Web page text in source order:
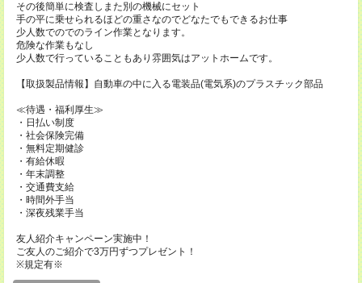
その後簡単に検査しまた別の機械にセット
手の平に乗せられるほどの重さなのでどなたでもできるお仕事
少人数でのでのライン作業となります。
危険な作業もなし
少人数で行っていることもあり雰囲気はアットホームです。
【取扱製品情報】自動車の中に入る電装品(電気系)のプラスチック部品
≪待遇・福利厚生≫
・日払い制度
・社会保険完備
・無料定期健診
・有給休暇
・年末調整
・交通費支給
・時間外手当
・深夜残業手当
友人紹介キャンペーン実施中！
ご友人のご紹介で3万円ずつプレゼント！
※規定有※